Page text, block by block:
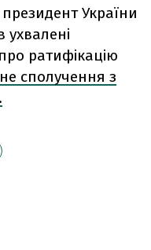
України
ратифікацію
сполучення з